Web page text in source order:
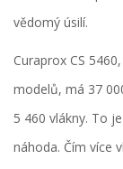
vědomý úsilí.
Curaprox CS
modelů, má 37
5 460 vlákny. To
náhoda. Čím více